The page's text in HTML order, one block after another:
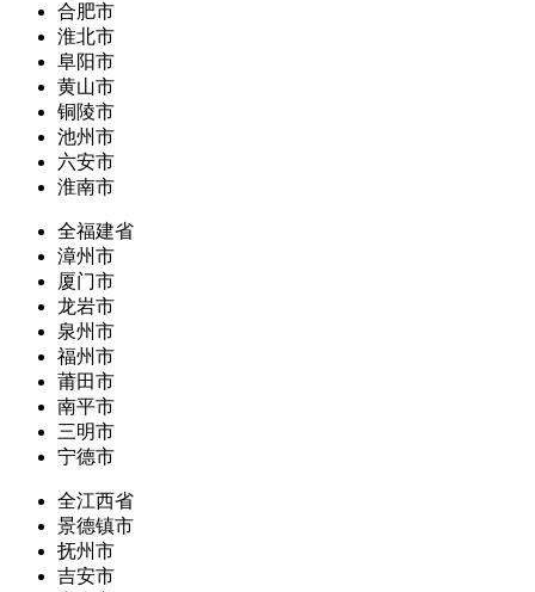
合肥市
淮北市
阜阳市
黄山市
铜陵市
池州市
六安市
淮南市
全福建省
漳州市
厦门市
龙岩市
泉州市
福州市
莆田市
南平市
三明市
宁德市
全江西省
景德镇市
抚州市
吉安市